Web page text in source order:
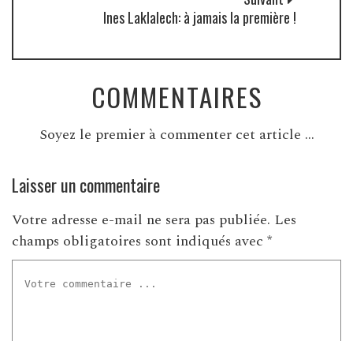
Ines Laklalech: à jamais la première !
COMMENTAIRES
Soyez le premier à commenter cet article ...
Laisser un commentaire
Votre adresse e-mail ne sera pas publiée. Les
champs obligatoires sont indiqués avec *